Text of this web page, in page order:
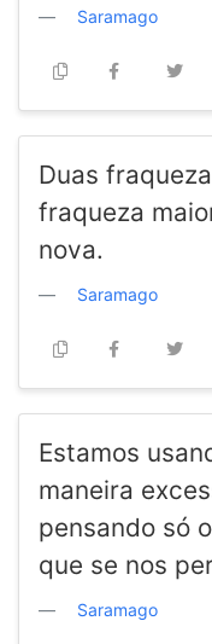
Saramago
Duas
fraqueza
nova.
Saramago
Estamos
maneira
pensando só
que se nos
Saramago